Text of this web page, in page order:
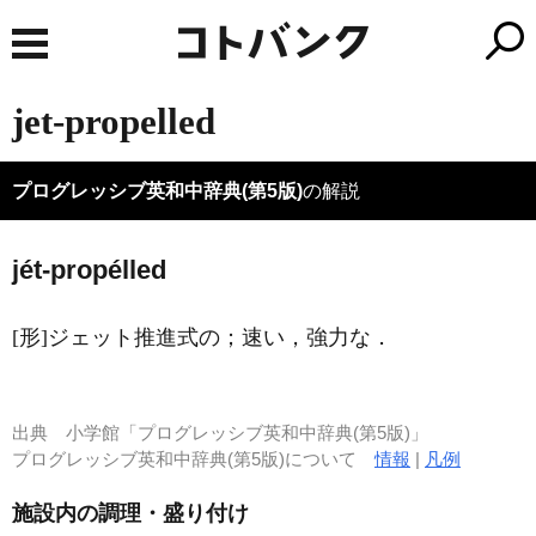
jet-propelled
プログレッシブ英和中辞典(第5版)の解説
jét-propélled
[形]ジェット推進式の；速い，強力な ．
出典 小学館「プログレッシブ英和中辞典(第5版)」
プログレッシブ英和中辞典(第5版)について情報 | 凡例
施設内の調理・盛り付け